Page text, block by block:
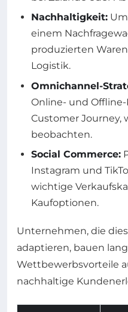
Nachhaltigkeit:
einem
produzierten
Logistik.
Omnichannel-
Online- und
Customer Journey,
beobachten.
Social Commerce:
Instagram und
wichtige
Kaufoptionen.
Unternehmen, die
adaptieren, bauen
Wettbewerbsvorteile
nachhaltige